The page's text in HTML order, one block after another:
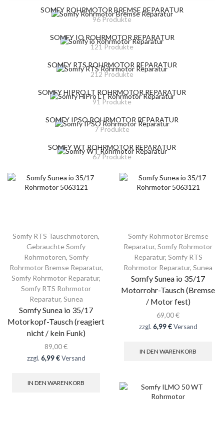
SOMFY ROHRMOTOR BREMSE REPARATUR
96 Produkte
SOMFY IO ROHRMOTOR REPARATUR
121 Produkte
SOMFY RTS ROHRMOTOR REPARATUR
212 Produkte
SOMFY HIPRO LT ROHRMOTOR REPARATUR
91 Produkte
SOMFY IPSO ROHRMOTOR REPARATUR
7 Produkte
SOMFY WT ROHRMOTOR REPARATUR
67 Produkte
Somfy RTS Tauschmotoren,
Gebrauchte Somfy
Rohrmotoren, Somfy
Rohrmotor Bremse Reparatur,
Somfy Rohrmotor Reparatur,
Somfy RTS Rohrmotor
Reparatur, Sunea
Somfy Sunea io 35/17
Motorkopf-Tausch (reagiert
nicht / kein Funk)
89,00€
zzgl. 6,99 €Versand
IN DEN WARENKORB
Somfy Rohrmotor Bremse
Reparatur, Somfy Rohrmotor
Reparatur, Somfy RTS
Rohrmotor Reparatur, Sunea
Somfy Sunea io 35/17
Motorrohr-Tausch (Bremse
/ Motor fest)
69,00€
zzgl. 6,99 €Versand
IN DEN WARENKORB